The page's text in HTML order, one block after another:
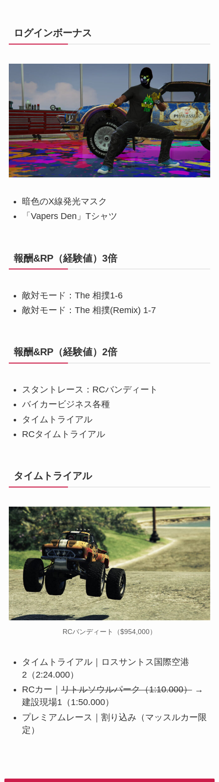
ログインボーナス
暗色のX線発光マスク
「Vapers Den」Tシャツ
報酬&RP（経験値）3倍
敵対モード：The 相撲1-6
敵対モード：The 相撲(Remix) 1-7
報酬&RP（経験値）2倍
スタントレース：RCバンディート
バイカービジネス各種
タイムトライアル
RCタイムトライアル
タイムトライアル
RCバンディート（$954,000）
タイムトライアル｜ロスサントス国際空港
2（2:24.000）
RCカー｜リトルソウルパーク（1:10.000）→
建設現場1（1:50.000）
プレミアムレース｜割り込み（マッスルカー限
定）